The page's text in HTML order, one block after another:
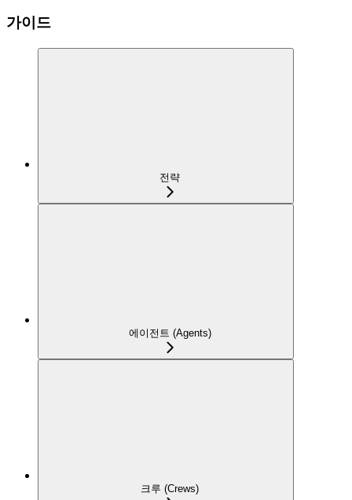
가이드
전략
에이전트 (Agents)
크루 (Crews)